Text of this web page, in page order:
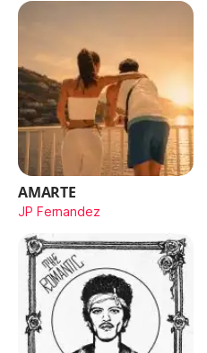
AMARTE
JP Fernandez